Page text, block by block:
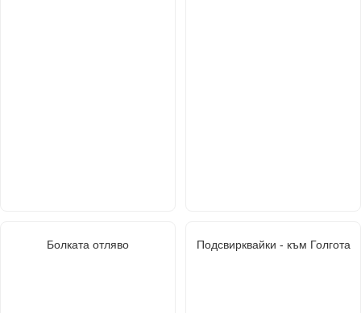
Болката отляво Подсвирквайки - към Голгота